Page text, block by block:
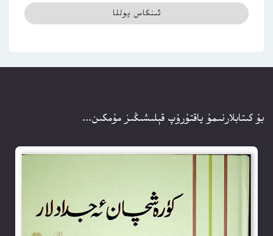
بۇ كىتابلارنىمۇ ياقتۇرۇپ قېلىشىڭىز مۇمكىن...